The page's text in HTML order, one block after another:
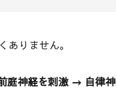
りません。
庭神経を刺激 → 自律